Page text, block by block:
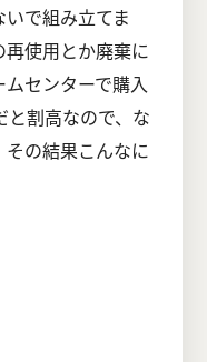
で組み立てま
使用とか廃棄に
センターで購入
と割高なので、な
その結果こんなに